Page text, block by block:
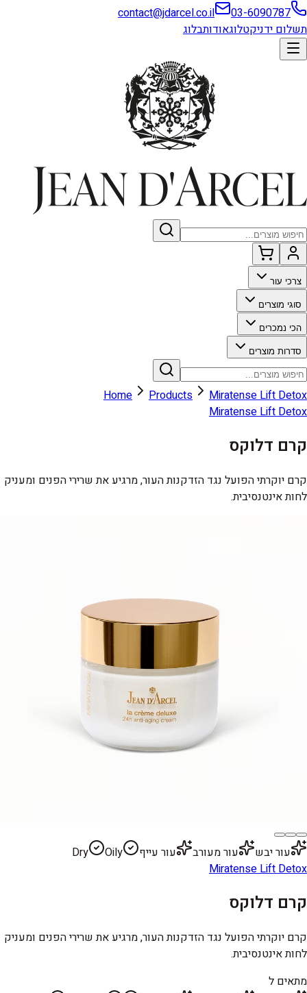
03-6090787
contact@jdarcel.co.il
תשלום ידניקטלוגאודותבלוג
צרכי עור
סוגי מוצרים
הכי נמכרים
סדרות מוצרים
Home Products
Miratense Lift Detox
Miratense Lift Detox
קרם דלוקס
קרם יוקרתי הפועל נגד הזדקנות העור, מרגיע את שרירי הפנים ומעניק
לחות אינטנסיבית.
עור יבש עור מעורב עור עייף Dry
Oily
Miratense Lift Detox
קרם דלוקס
קרם יוקרתי הפועל נגד הזדקנות העור, מרגיע את שרירי הפנים ומעניק
לחות אינטנסיבית.
מתאים ל